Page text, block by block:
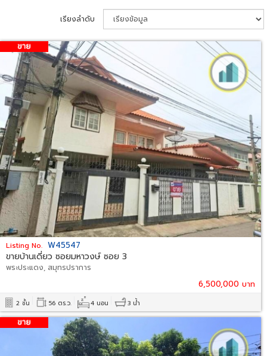
เรียงลำดับ
Listing No. W45547
ขายบ้านเดี่ยว ซอยมหาวงษ์ ซอย 3
พระประแดง, สมุทรปราการ
6,500,000 บาท
2 ชั้น 56 ตร.ว. 4 นอน 3 น้ำ